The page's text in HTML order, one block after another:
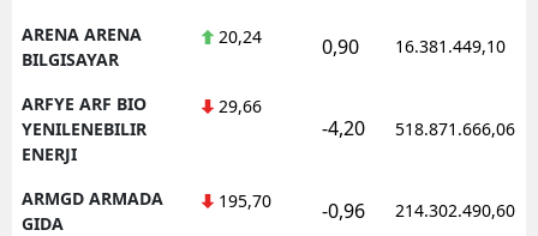
ARENA ARENA
BILGISAYAR
20,24 0,90 16.381.449,10
ARFYE ARF BIO
YENILENEBILIR
ENERJI
29,66
-4,20 518.871.666,06
ARMGD ARMADA
GIDA
195,70 -0,96 214.302.490,60